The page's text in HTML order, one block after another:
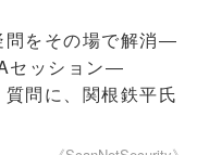
問をその場で解消―
セッション―
問に、関根鉄平氏